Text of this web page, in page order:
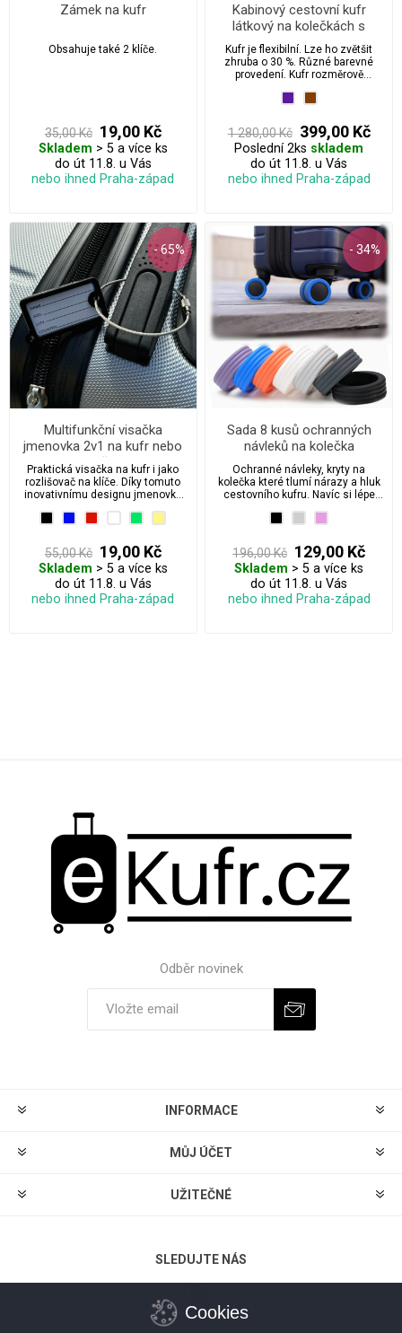
Zámek na kufr
Obsahuje také 2 klíče.
35,00 Kč 19,00 Kč
Skladem > 5 a více ks
do út 11.8. u Vás
nebo ihned Praha-západ
Kabinový cestovní kufr
látkový na kolečkách s
integrovaným zámkem 40l
velikost S - 0082
Kufr je flexibilní. Lze ho zvětšit
zhruba o 30 %. Různé barevné
provedení. Kufr rozměrově
zavazadlo.
1 280,00 Kč 399,00 Kč
Poslední 2ks skladem
do út 11.8. u Vás
nebo ihned Praha-západ
- 65%
Multifunkční visačka
jmenovka 2v1 na kufr nebo
klíče
Praktická visačka na kufr i jako
rozlišovač na klíče. Díky tomuto
inovativnímu designu jmenovky
zavazadlo nebo klíče kdekoliv na
55,00 Kč 19,00 Kč
Skladem > 5 a více ks
do út 11.8. u Vás
nebo ihned Praha-západ
- 34%
Sada 8 kusů ochranných
návleků na kolečka
cestovního kufru
Ochranné návleky, kryty na
kolečka které tlumí nárazy a hluk
cestovního kufru. Navíc si lépe
196,00 Kč 129,00 Kč
Skladem > 5 a více ks
do út 11.8. u Vás
nebo ihned Praha-západ
Odběr novinek
INFORMACE
MŮJ ÚČET
UŽITEČNÉ
SLEDUJTE NÁS
Cookies